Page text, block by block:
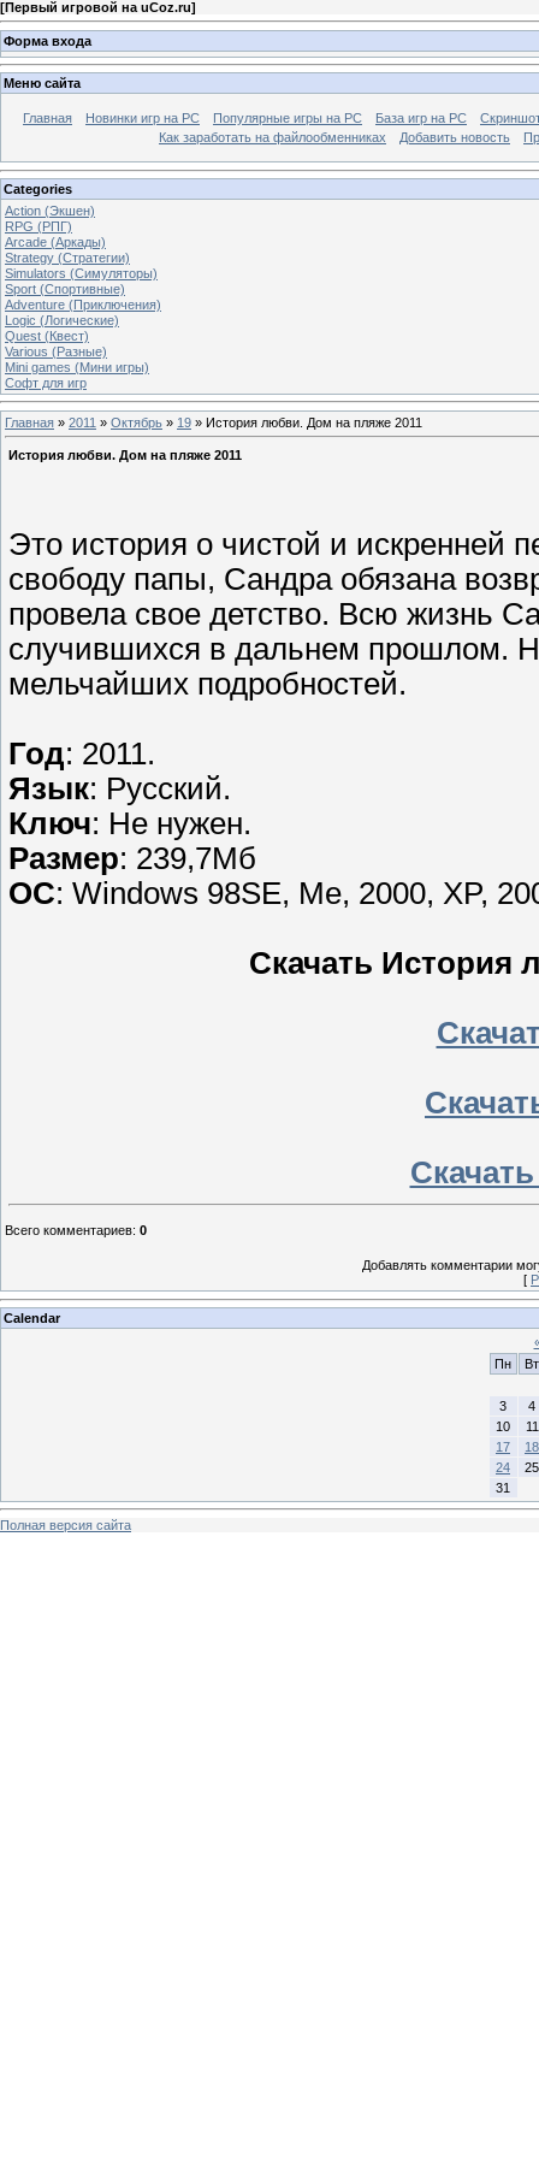
[Первый игровой на uCoz.ru]
Форма входа
Меню сайта
Главная Новинки игр на PC Популярные игры на PC База игр на РС
Как заработать на файлообменниках
Добавить новость
Categories
Action (Экшен)
RPG (РПГ)
Arcade (Аркады)
Strategy (Стратегии)
Simulators (Симуляторы)
Sport (Спортивные)
Adventure (Приключения)
Logic (Логические)
Quest (Квест)
Various (Разные)
Mini games (Мини игры)
Софт для игр
Главная » 2011 » Октябрь » 19 » История любви. Дом на пляже 2011
История любви. Дом на пляже 2011
Это история о чистой и
свободу папы, Сандра обязана
провела свое детство. Всю жизнь
случившихся в дальнем прошлом.
мельчайших подробностей.
Год: 2011.
Язык: Русский.
Ключ: Не нужен.
Размер: 239,7Мб
ОС: Windows 98SE, Me, 2000, XP,
Скачать История
Всего комментариев: 0
Добавлять комментарии
[
Calendar
Пн
Вт
3
4
10
11
17
18
24
25
31
Полная версия сайта